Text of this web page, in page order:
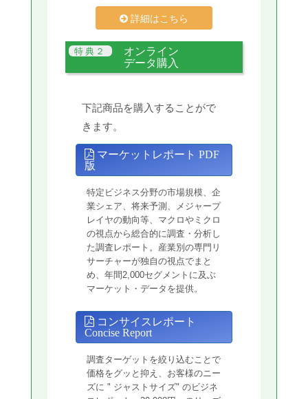
詳細はこちら
オンライン
データ購入
下記商品を購入することがで
きます。
マーケットレポート PDF
版
特定ビジネス分野の市場規模、企
業シェア、将来予測、メジャープ
レイヤの動向等、マクロやミクロ
の視点から総合的に調査・分析し
た調査レポート。産業別の専門リ
サーチャーが独自の視点でまと
め、年間2,000セグメントに及ぶ
マーケット・データを提供。
コンサイスレポート
Concise Report
調査ターゲットを絞り込むことで
価格をグッと抑え、お客様のニー
ズに " ジャストサイズ" のビジネ